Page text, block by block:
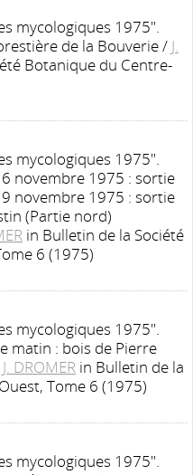
mycologiques 1975".
de la Bouverie/ J.
Botanique du Centre-
mycologiques 1975".
novembre 1975 : sortie
novembre 1975 : sortie
(Partie nord)
in Bulletin de la Société
6 (1975)
mycologiques 1975".
matin : bois de Pierre
J. DROMER in Bulletin de la
Tome 6 (1975)
mycologiques 1975".